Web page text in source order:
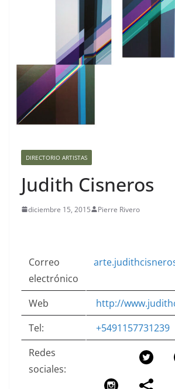
DIRECTORIO ARTISTAS
Judith Cisneros
diciembre 15, 2015 Pierre Rivero
Correo
electrónico
Web
http://
Tel:
+5491157731239
Redes
sociales: